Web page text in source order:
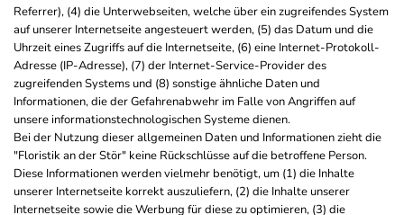
Referrer), (4) die Unterwebseiten, welche über ein zugreifendes System
auf unserer Internetseite angesteuert werden, (5) das Datum und die
Uhrzeit eines Zugriffs auf die Internetseite, (6) eine Internet-Protokoll-
Adresse (IP-Adresse), (7) der Internet-Service-Provider des
zugreifenden Systems und (8) sonstige ähnliche Daten und
Informationen, die der Gefahrenabwehr im Falle von Angriffen auf
unsere informationstechnologischen Systeme dienen.
Bei der Nutzung dieser allgemeinen Daten und Informationen zieht die
"Floristik an der Stör" keine Rückschlüsse auf die betroffene Person.
Diese Informationen werden vielmehr benötigt, um (1) die Inhalte
unserer Internetseite korrekt auszuliefern, (2) die Inhalte unserer
Internetseite sowie die Werbung für diese zu optimieren, (3) die